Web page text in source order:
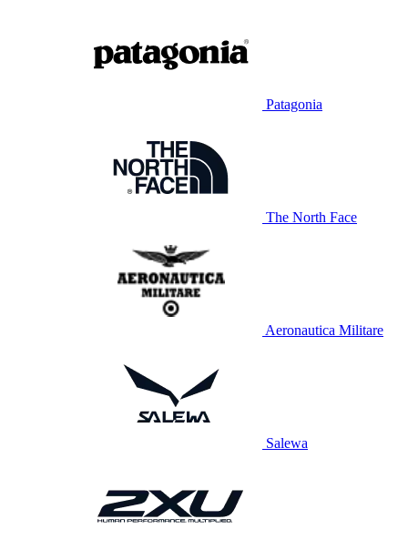
Patagonia
The North Face
Aeronautica Militare
Salewa